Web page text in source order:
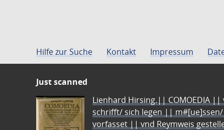
Hilfe zur Suche Kontakt Impressum
Just scanned
Lienhard Hirsing.|| COMOEDIA
schrifft/ sich legen ||
vorfasset || vnd Reymweis